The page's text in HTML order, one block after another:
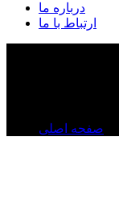
درباره ما
ارتباط با ما
صفحه اصلی